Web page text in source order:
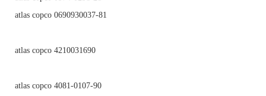
atlas copco 0690930037-81
atlas copco 4210031690
atlas copco 4081-0107-90